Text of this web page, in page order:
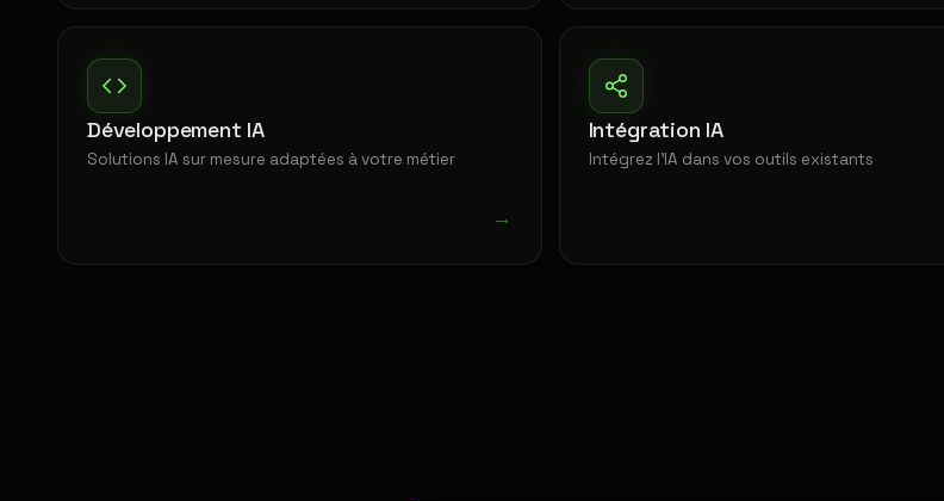
Développement IA
Solutions IA sur mesure adaptées à votre métier
→
Intégration IA
Intégrez l'IA dans vos outils existants